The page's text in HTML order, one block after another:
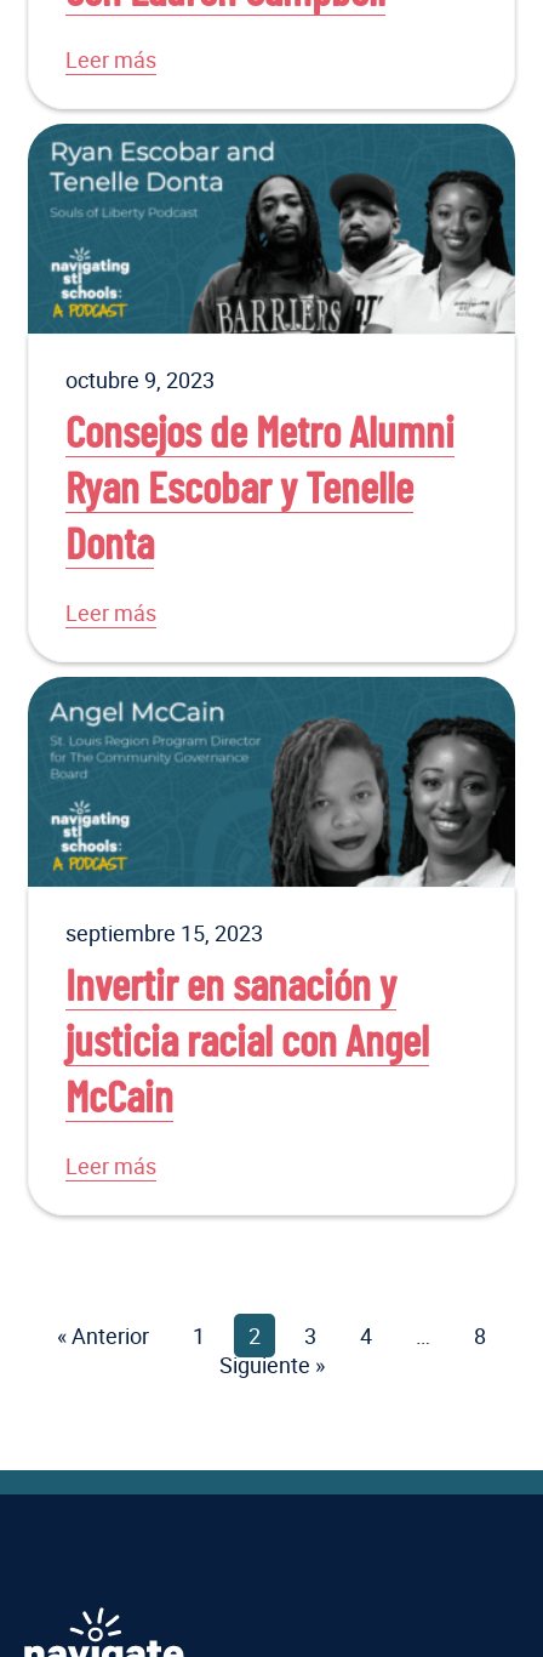
Leer más
octubre 9, 2023
Consejos de Metro Alumni
Ryan Escobar y Tenelle
Donta
Leer más
septiembre 15, 2023
Invertir en sanación y
justicia racial con Angel
McCain
Leer más
« Anterior Página
1 Página
2 Página
3 Página
4 …
8
Siguiente »